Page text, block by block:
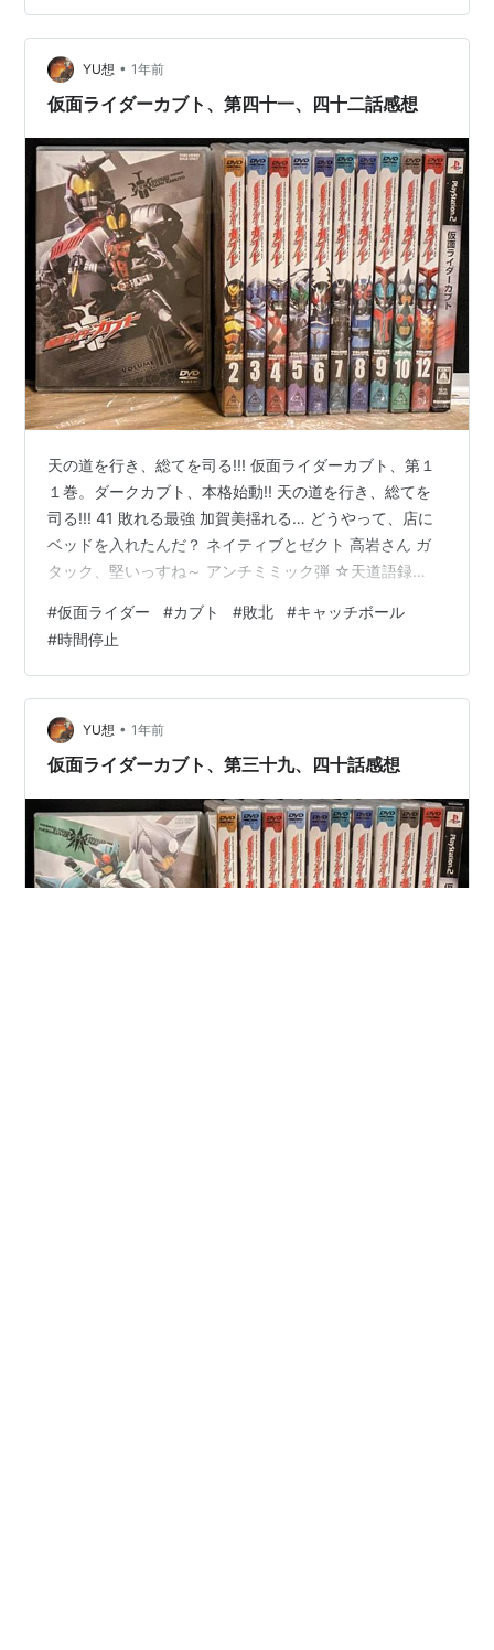
ランチ ☆ワーム グリラスワーム 超バトルDVD 誕生！ガ
タックハイパーフォーム!!! ハイパーバトルビデオとは ☆
天道語録 「人のまねをするのも悪くない…“本当…
YU想 • 1年前
仮面ライダーカブト、第四十一、四十二話感想
天の道を行き、総てを司る!!! 仮面ライダーカブト、第１
１巻。ダークカブト、本格始動!! 天の道を行き、総てを
司る!!! 41 敗れる最強 加賀美揺れる… どうやって、店に
ベッドを入れたんだ？ ネイティブとゼクト 高岩さん ガ
タック、堅いっすね～ アンチミミック弾 ☆天道語録
料理 金ピカごぼう 何度目だ、豆腐 納豆 ☆ライダーバト
ル サソード・ホッパー兄弟 42 最凶VS.最恐 敗れる最強
三島は、不信感を募らせる 久しぶり、豆腐屋さん 親子愛
曇りのない目で、ミサキーヌを見る 蓮華大活躍 ライダー
カッティング、不発 キャッチボール 甦る強…
#仮面ライダー #カブト #敗北 #キャッチボール
#時間停止
YU想 • 1年前
仮面ライダーカブト、第三十九、四十話感想